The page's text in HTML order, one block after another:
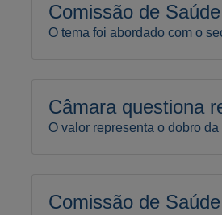
Comissão de
O tema foi abordado com o
Câmara questiona
O valor representa o dobro
Comissão de